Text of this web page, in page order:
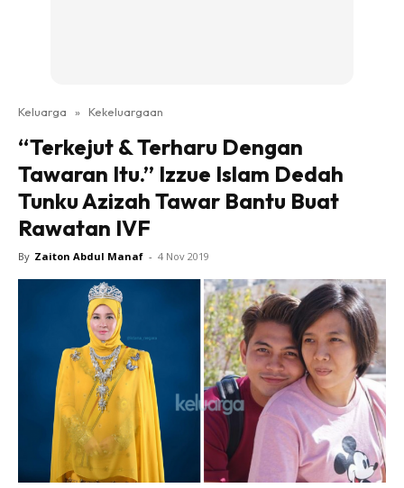
Keluarga » Kekeluargaan
“Terkejut & Terharu Dengan
Tawaran Itu.” Izzue Islam Dedah
Tunku Azizah Tawar Bantu Buat
Rawatan IVF
By Zaiton Abdul Manaf - 4 Nov 2019